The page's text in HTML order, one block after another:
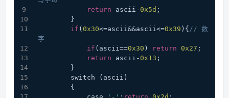
return ascii-0x5d ;
        }
if ( 0x30<=ascii&&ascii<=0x39 ){ // 数
字
if (ascii==0x30 ) return 0x27 ;
return ascii-0x13 ;
        }
        switch (ascii)
        {